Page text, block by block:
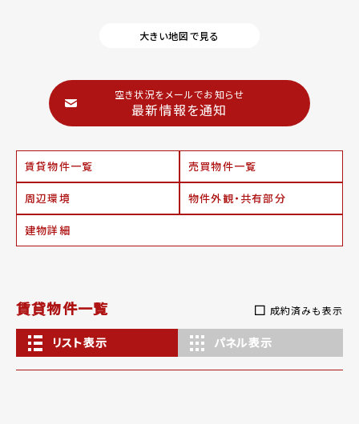
大きい地図で見る
空き状況をメールでお知らせ
最新情報を通知
賃貸物件一覧 売買物件一覧
周辺環境 物件外観・共有部分
建物詳細
賃貸物件一覧 成約済みも表示
リスト表示 パネル表示